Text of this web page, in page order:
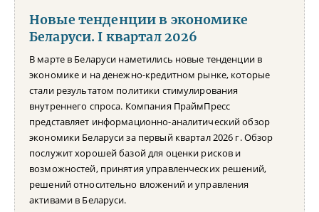
Новые тенденции в экономике
Беларуси. I квартал 2026
В марте в Беларуси наметились новые тенденции в
экономике и на денежно-кредитном рынке, которые
стали результатом политики стимулирования
внутреннего спроса. Компания ПраймПресс
представляет информационно-аналитический обзор
экономики Беларуси за первый квартал 2026 г. Обзор
послужит хорошей базой для оценки рисков и
возможностей, принятия управленческих решений,
решений относительно вложений и управления
активами в Беларуси.